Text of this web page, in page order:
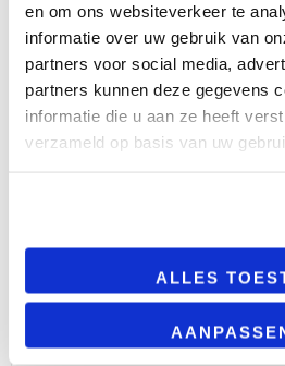
en om ons websiteverkeer te
informatie over uw gebruik van
partners voor social media,
partners kunnen deze gegevens
informatie die u aan ze heeft
verzameld op basis van uw
ALLES
Productomschrijving
Deze eleganteAR-G12D
LED
gezien te worden! De lamp
horecagelegenheden,
huizen met hoge plafonds.
de COB LED’s wordt prachtig
verlichting! De stijlvolle lamp
als sfeerverlichting of om
belichten. Het licht heeft een
(CRI>85). De LED lamp AR111
5% tot 100%. U kunt 1-10
op de DM300. U bepaalt op